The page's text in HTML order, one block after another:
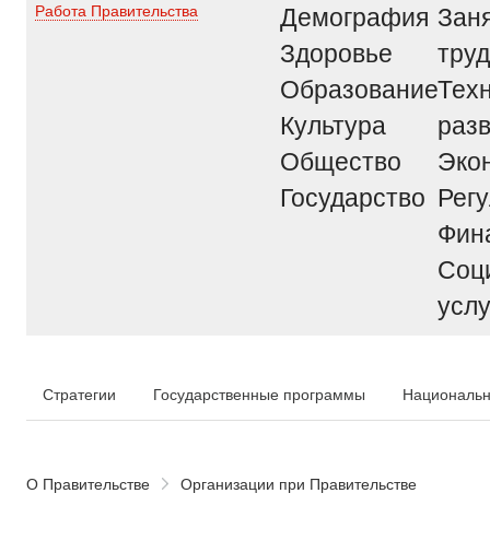
Работа Правительства
Демография
Здоровье
Образование
Культура
Общество
Государство
труд
Стратегии Государственные программы
О Правительстве Организации при Правительстве